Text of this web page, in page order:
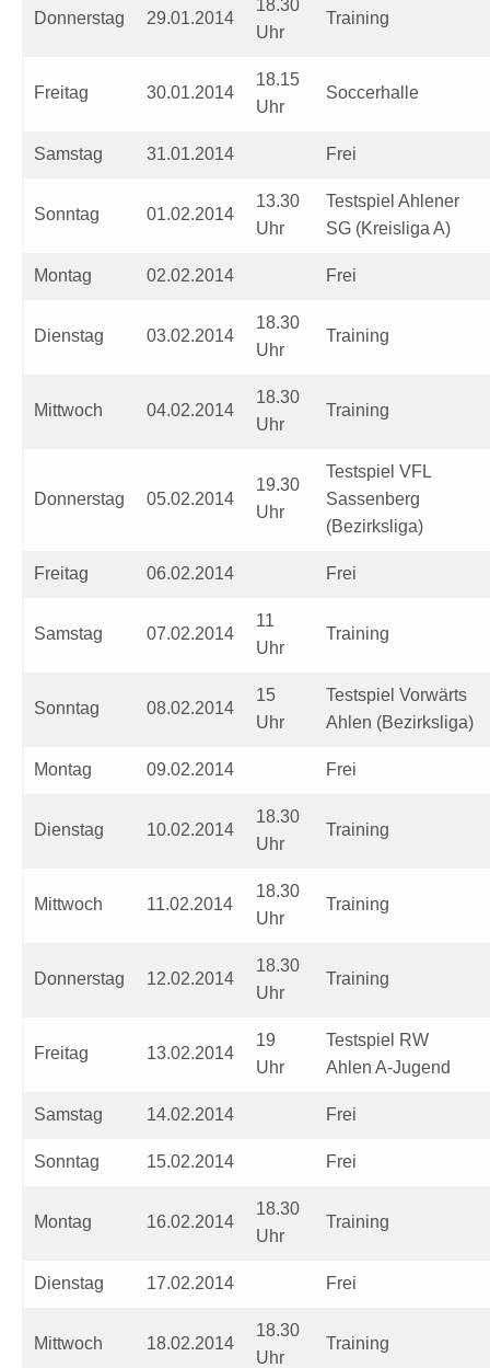
Donnerstag 29.01.2014
18.30
Uhr
Training
Freitag 30.01.2014
18.15
Uhr
Soccerhalle
Samstag 31.01.2014 Frei
Sonntag 01.02.2014
13.30
Uhr
Testspiel Ahlener
SG (Kreisliga A)
Montag 02.02.2014 Frei
Dienstag 03.02.2014
18.30
Uhr
Training
Mittwoch 04.02.2014
18.30
Uhr
Training
Donnerstag 05.02.2014
19.30
Uhr
Testspiel VFL
Sassenberg
(Bezirksliga)
Freitag 06.02.2014 Frei
Samstag 07.02.2014
11
Uhr
Training
Sonntag 08.02.2014
15
Uhr
Testspiel Vorwärts
Ahlen (Bezirksliga)
Montag 09.02.2014 Frei
Dienstag 10.02.2014
18.30
Uhr
Training
Mittwoch 11.02.2014
18.30
Uhr
Training
Donnerstag 12.02.2014
18.30
Uhr
Training
Freitag 13.02.2014
19
Uhr
Testspiel RW
Ahlen A-Jugend
Samstag 14.02.2014 Frei
Sonntag 15.02.2014 Frei
Montag 16.02.2014
18.30
Uhr
Training
Dienstag 17.02.2014 Frei
Mittwoch 18.02.2014
18.30
Uhr
Training